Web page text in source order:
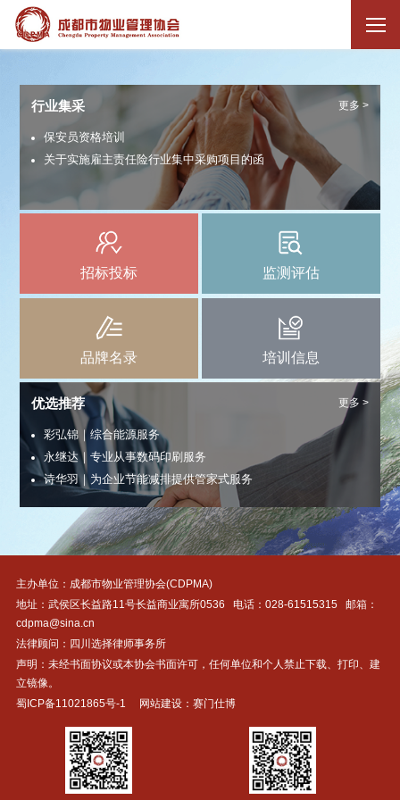
行业集采 更多 >
保安员资格培训
关于实施雇主责任险行业集中采购项目的函
招标投标 监测评估
品牌名录 培训信息
优选推荐 更多 >
彩弘锦｜综合能源服务
永继达｜专业从事数码印刷服务
诗华羽｜为企业节能减排提供管家式服务
易佰电｜新能源汽车智能有序充电系统运营方案
四川创鑫机电｜让您放心、满意的电梯综合服务商
主办单位：成都市物业管理协会(CDPMA)
地址：武侯区长益路11号长益商业寓所0536 电话： 028-61515315邮箱：
cdpma@sina.cn
法律顾问：四川选择律师事务所
声明：未经书面协议或本协会书面许可，任何单位和个人禁止下载、打印、建
立镜像。
蜀ICP备11021865号-1
网站建设：赛门仕博